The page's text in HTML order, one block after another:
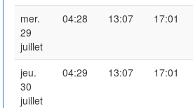
mer.
29
juillet
04:28 13:07 17:01
jeu.
30
juillet
04:29 13:07 17:01